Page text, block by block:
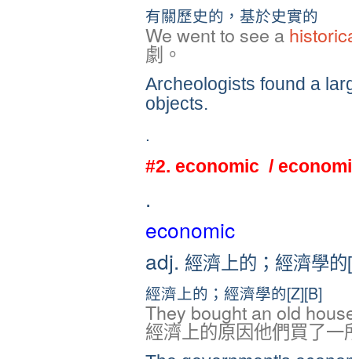
有關歷史的，基於史實的
We went to see a
劇。
Archeologists found a
objects.
.
#2. economic /
.
economic
adj. 經濟上的；經濟學
經濟上的；經濟學的[Z][B]
They bought an old
經濟上的原因他們買了一